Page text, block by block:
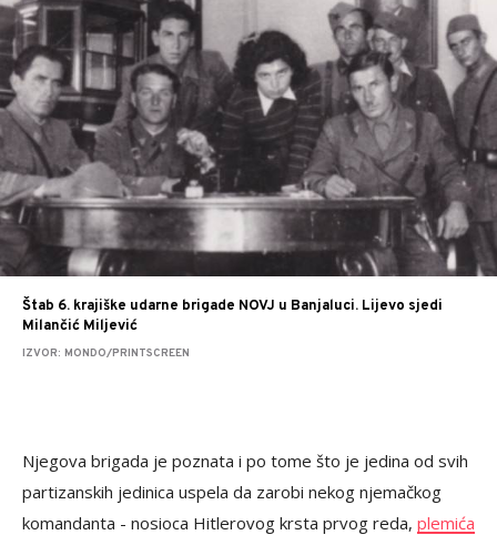
Štab 6. krajiške udarne brigade NOVJ u Banjaluci. Lijevo sjedi
Milančić Miljević
IZVOR: MONDO/PRINTSCREEN
Njegova brigada je poznata i po tome što je jedina od svih
partizanskih jedinica uspela da zarobi nekog njemačkog
komandanta - nosioca Hitlerovog krsta prvog reda, plemića